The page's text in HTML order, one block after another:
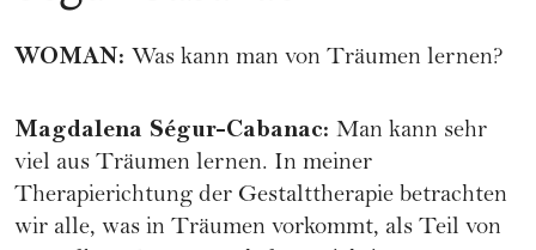
WOMAN: Was kann man von Träumen lernen?
Magdalena Ségur-Cabanac: Man kann sehr
viel aus Träumen lernen. In meiner
Therapierichtung der Gestalttherapie betrachten
wir alle, was in Träumen vorkommt, als Teil von